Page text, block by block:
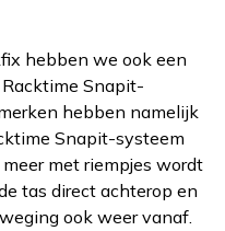
hebben we ook een
Snapit-
hebben namelijk
Snapit-systeem
met riempjes wordt
tas direct achterop en
ook weer vanaf.